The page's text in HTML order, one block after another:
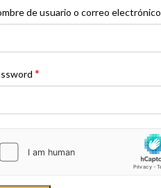
de usuario o correo electrónico
*